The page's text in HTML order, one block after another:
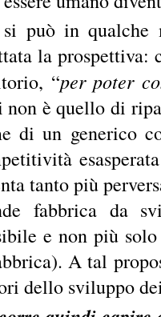
può in qualche
la prospettiva:
“per poter
non è quello di
di un generico
tanto più
fabbrica da
e non più
A tal
dello sviluppo